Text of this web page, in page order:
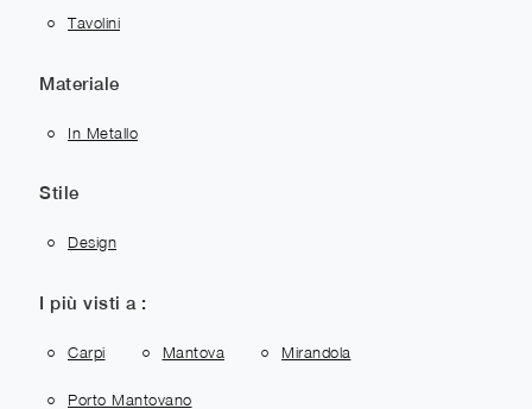
Tavolini
Materiale
In Metallo
Stile
Design
I più visti a :
Carpi Mantova Mirandola
Porto Mantovano